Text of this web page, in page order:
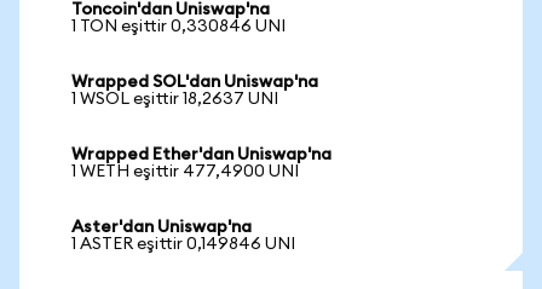
Toncoin'dan Uniswap'na
1 TON eşittir 0,330846 UNI
Wrapped SOL'dan Uniswap'na
1 WSOL eşittir 18,2637 UNI
Wrapped Ether'dan Uniswap'na
1 WETH eşittir 477,4900 UNI
Aster'dan Uniswap'na
1 ASTER eşittir 0,149846 UNI